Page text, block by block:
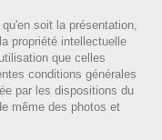
soit la présentation,
propriété intellectuelle
que celles
conditions générales
par les dispositions du
même des photos et